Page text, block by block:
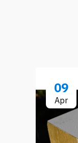
09
Apr